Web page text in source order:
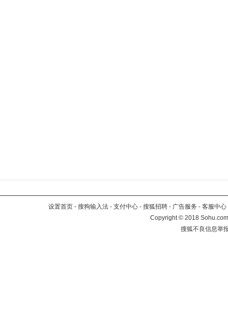
设置首页 - 搜狗输入法 - 支付中心 - 搜狐招聘 - 广告服务 - 客服中心
Copyright©2018
搜狐不良信息举